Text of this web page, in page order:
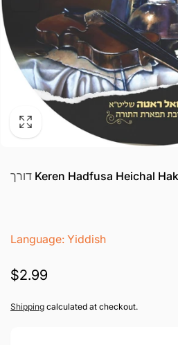
דורך Keren Hadfusa Heichal
Language: Yiddish
געהעריגע
$2.99
Shipping calculated at checkout.